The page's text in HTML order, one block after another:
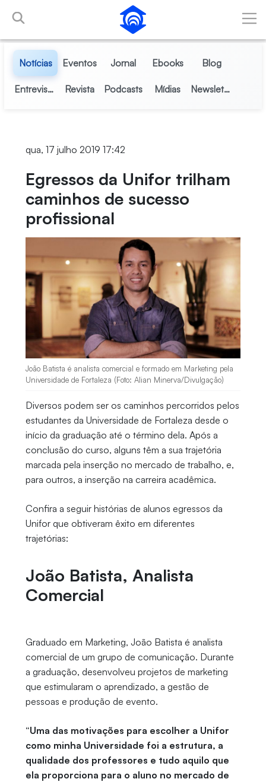
Pular para o Conteúdo principal
Notícias Eventos Jornal Ebooks Blog
Entrevistas Revista Podcasts Mídias Newsletter
qua, 17 julho 2019 17:42
Egressos da Unifor trilham
caminhos de sucesso
profissional
João Batista é analista comercial e formado em Marketing pela
Universidade de Fortaleza (Foto: Alian Minerva/Divulgação)
Diversos podem ser os caminhos percorridos pelos
estudantes da Universidade de Fortaleza desde o
início da graduação até o término dela. Após a
conclusão do curso, alguns têm a sua trajetória
marcada pela inserção no mercado de trabalho, e,
para outros, a inserção na carreira acadêmica.
Confira a seguir histórias de alunos egressos da
Unifor que obtiveram êxito em diferentes
trajetórias:
João Batista, Analista
Comercial
Graduado em Marketing, João Batista é analista
comercial de um grupo de comunicação. Durante
a graduação, desenvolveu projetos de marketing
que estimularam o aprendizado, a gestão de
pessoas e produção de evento.
“Uma das motivações para escolher a Unifor
como minha Universidade foi a estrutura, a
qualidade dos professores e tudo aquilo que
ela proporciona para o aluno no mercado de